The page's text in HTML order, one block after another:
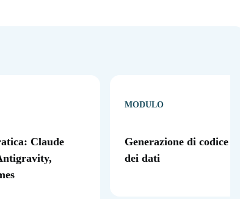
Claude
MODULO
Generazione di codice e
dei dati